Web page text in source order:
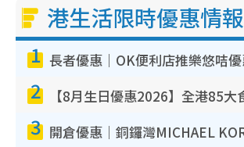
港生活限時優惠情報
1
2
3